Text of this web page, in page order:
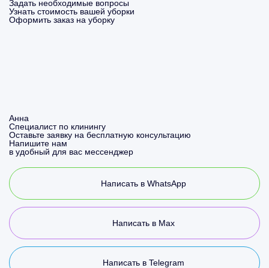
Задать необходимые вопросы
Узнать стоимость вашей уборки
Оформить заказ на уборку
Анна
Специалист по клинингу
Оставьте заявку на бесплатную консультацию
Напишите нам
в удобный для вас мессенджер
Написать в WhatsApp
Написать в Max
Написать в Telegram